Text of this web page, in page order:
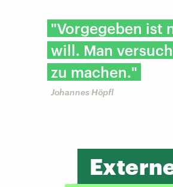
"Vorgegeben ist
will. Man
zu machen."
Johannes Höpfl